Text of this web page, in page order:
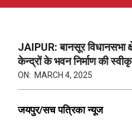
JAIPUR: बानसूर विधानसभा
केन्द्रों के भवन निर्माण की
ON: MARCH 4, 2025
जयपुर/सच पत्रिका न्यूज